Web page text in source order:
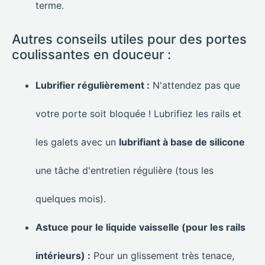
terme.
Autres conseils utiles pour des portes
coulissantes en douceur :
Lubrifier régulièrement : N'attendez pas que
votre porte soit bloquée ! Lubrifiez les rails et
les galets avec un lubrifiant à base de silicone
une tâche d'entretien régulière (tous les
quelques mois).
Astuce pour le liquide vaisselle (pour les rails
intérieurs) : Pour un glissement très tenace,